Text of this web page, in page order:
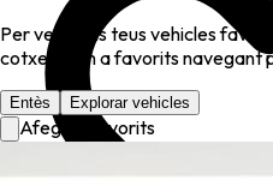
Per veure els teus vehicles
cotxes com a favorits navegant
Entès Explorar vehicles
Afegir a favorits